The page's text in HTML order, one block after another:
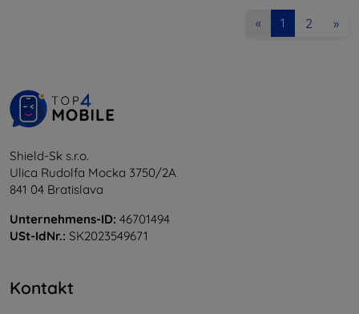
« 1 2 »
Shield-Sk s.r.o.
Ulica Rudolfa Mocka 3750/2A
841 04 Bratislava
Unternehmens-ID: 46701494
USt-IdNr.: SK2023549671
Kontakt